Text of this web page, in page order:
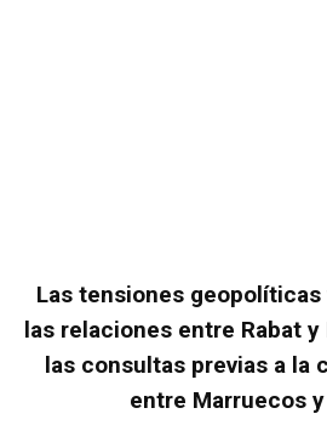
Las tensiones
las relaciones entre Rabat
las consultas previas a la
entre Marruecos y